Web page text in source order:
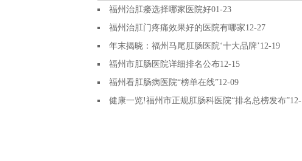
福州治肛瘘选择哪家医院好01-23
福州治肛门疼痛效果好的医院有哪家12-27
年末揭晓：福州马尾肛肠医院‘十大品牌’12-19
福州市肛肠医院详细排名公布12-15
福州看肛肠病医院“榜单在线”12-09
健康一览!福州市正规肛肠科医院“排名总榜发布”12-